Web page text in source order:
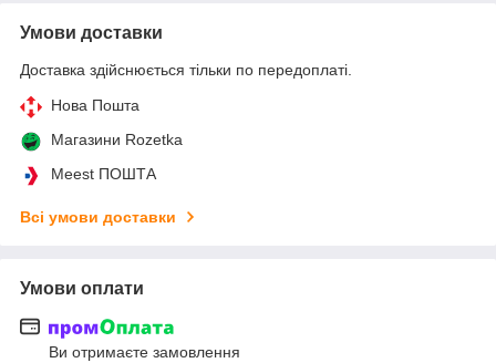
Умови доставки
Доставка здійснюється тільки по передоплаті.
Нова Пошта
Магазини Rozetka
Meest ПОШТА
Всі умови доставки
Умови оплати
Ви отримаєте замовлення